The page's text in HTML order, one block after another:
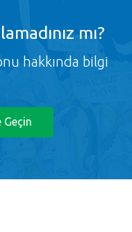
mı?
hakkında bilgi
Geçin